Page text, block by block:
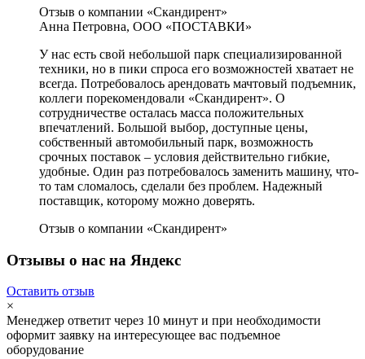
Отзыв о компании «Скандирент»
Анна Петровна, ООО «ПОСТАВКИ»
У нас есть свой небольшой парк специализированной
техники, но в пики спроса его возможностей хватает не
всегда. Потребовалось арендовать мачтовый подъемник,
коллеги порекомендовали «Скандирент». О
сотрудничестве осталась масса положительных
впечатлений. Большой выбор, доступные цены,
собственный автомобильный парк, возможность
срочных поставок – условия действительно гибкие,
удобные. Один раз потребовалось заменить машину, что-
то там сломалось, сделали без проблем. Надежный
поставщик, которому можно доверять.
Отзыв о компании «Скандирент»
Отзывы о нас на Яндекс
Оставить отзыв
×
Менеджер ответит через 10 минут и при необходимости
оформит заявку на интересующее вас подъемное
оборудование